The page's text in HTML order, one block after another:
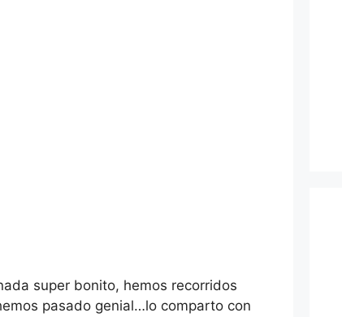
super bonito, hemos recorridos
pasado genial…lo comparto con